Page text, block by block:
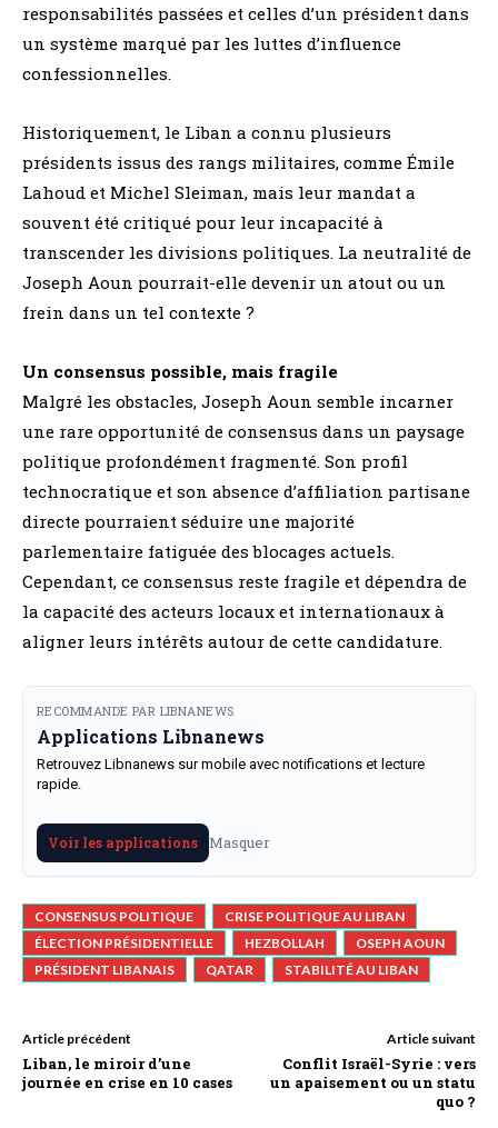
responsabilités passées et celles d’un président dans
un système marqué par les luttes d’influence
confessionnelles.
Historiquement, le Liban a connu plusieurs
présidents issus des rangs militaires, comme Émile
Lahoud et Michel Sleiman, mais leur mandat a
souvent été critiqué pour leur incapacité à
transcender les divisions politiques. La neutralité de
Joseph Aoun pourrait-elle devenir un atout ou un
frein dans un tel contexte ?
Un consensus possible, mais fragile
Malgré les obstacles, Joseph Aoun semble incarner
une rare opportunité de consensus dans un paysage
politique profondément fragmenté. Son profil
technocratique et son absence d’affiliation partisane
directe pourraient séduire une majorité
parlementaire fatiguée des blocages actuels.
Cependant, ce consensus reste fragile et dépendra de
la capacité des acteurs locaux et internationaux à
aligner leurs intérêts autour de cette candidature.
RECOMMANDE PAR LIBNANEWS
Applications Libnanews
Retrouvez Libnanews sur mobile avec notifications et lecture
rapide.
Voir les applications Masquer
CONSENSUS POLITIQUE
CRISE POLITIQUE AU LIBAN
ÉLECTION PRÉSIDENTIELLE
HEZBOLLAH
OSEPH AOUN
PRÉSIDENT LIBANAIS
QATAR STABILITÉ AU LIBAN
Article précédent
Liban, le miroir d’une
journée en crise en 10 cases
Article suivant
Conflit Israël-Syrie : vers
un apaisement ou un statu
quo ?